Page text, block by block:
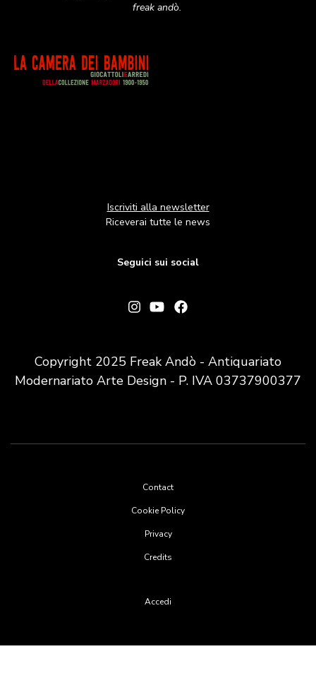
freak andò.
Image
Iscriviti alla newsletter
Riceverai tutte le news
Seguici sui social
Copyright 2025 Freak Andò - Antiquariato
Modernariato Arte Design - P. IVA 03737900377
Contact
Cookie Policy
Privacy
Credits
Accedi